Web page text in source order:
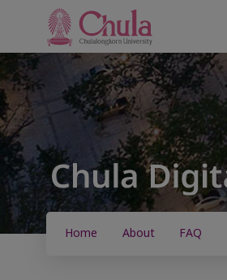
Home About FAQ